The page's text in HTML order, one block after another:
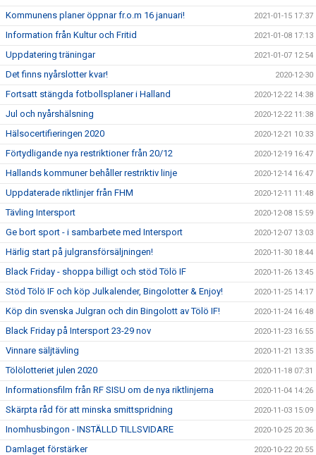
Kommunens planer öppnar fr.o.m 16 januari! 2021-01-15 17:37
Information från Kultur och Fritid 2021-01-08 17:13
Uppdatering träningar 2021-01-07 12:54
Det finns nyårslotter kvar! 2020-12-30
Fortsatt stängda fotbollsplaner i Halland 2020-12-22 14:38
Jul och nyårshälsning 2020-12-22 11:38
Hälsocertifieringen 2020 2020-12-21 10:33
Förtydligande nya restriktioner från 20/12 2020-12-19 16:47
Hallands kommuner behåller restriktiv linje 2020-12-14 16:47
Uppdaterade riktlinjer från FHM 2020-12-11 11:48
Tävling Intersport 2020-12-08 15:59
Ge bort sport - i sambarbete med Intersport 2020-12-07 13:03
Härlig start på julgransförsäljningen! 2020-11-30 18:44
Black Friday - shoppa billigt och stöd Tölö IF 2020-11-26 13:45
Stöd Tölö IF och köp Julkalender, Bingolotter & Enjoy! 2020-11-25 14:17
Köp din svenska Julgran och din Bingolott av Tölö IF! 2020-11-24 16:48
Black Friday på Intersport 23-29 nov 2020-11-23 16:55
Vinnare säljtävling 2020-11-21 13:35
Tölölotteriet julen 2020 2020-11-18 07:31
Informationsfilm från RF SISU om de nya riktlinjerna 2020-11-04 14:26
Skärpta råd för att minska smittspridning 2020-11-03 15:09
Inomhusbingon - INSTÄLLD TILLSVIDARE 2020-10-25 20:36
Damlaget förstärker 2020-10-22 20:55